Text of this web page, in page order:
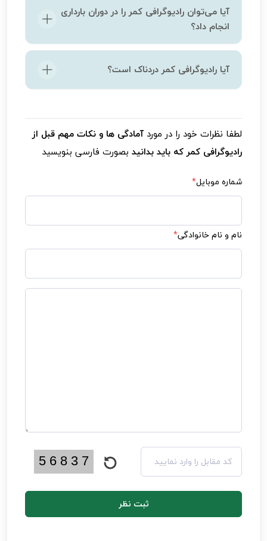
آیا می‌توان رادیوگرافی کمر را در دوران بارداری
انجام داد؟
رادیوگرافی در دوران بارداری توصیه نمی‌شود مگر در
شرایط اضطراری که نیاز به تصویربرداری فوری باشد.
دهید.
آیا رادیوگرافی کمر دردناک است؟
این فرآیند تنها چند دقیقه طول می‌کشد و شامل
گرفتن تصویر از نواحی مختلف کمر است. برخی
بیماران ممکن است برای مدت کوتاهی در حالت
نمی‌کند.
لطفا نظرات خود را در مورد آمادگی ها و نکات مهم قبل از
رادیوگرافی کمر که باید بدانید بصورت فارسی بنویسید
شماره موبایل*
نام و نام خانوادگی*
ثبت نظر